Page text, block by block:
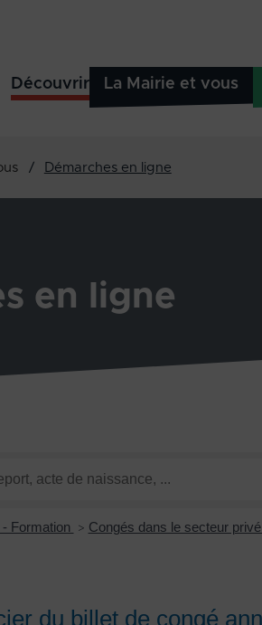
Découvrir La Mairie et vous
/ Démarches en ligne
en ligne
Formation > Congés dans le secteur privé
du billet de congé